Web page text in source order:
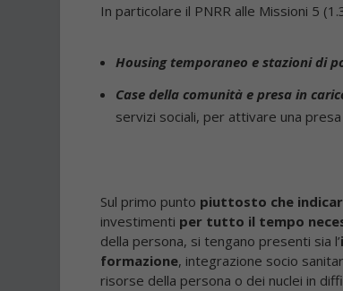
In particolare il PNRR alle Missioni 5
Housing temporaneo e stazioni di
Case della comunità e presa in
servizi sociali, per attivare una
Sul primo punto piuttosto che
investimenti per tutto il tempo
della persona, si tengano presenti sia l’
formazione, integrazione socio
risorse della persona o dei nuclei in